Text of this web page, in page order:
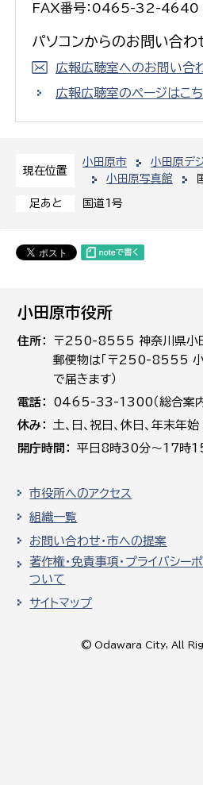
現在位置
小田原市
小田原デ
小田原写真館
足あと 国道1号
FAX番号：0465-32-4640
パソコンからのお問い合わ
広報広聴室へのお問い合
広報広聴室のページはこ
小田原市役所
住所
〒250-8555 神奈川県小
郵便物は「〒250-8555 小
で届きます）
電話
0465-33-1300（総合案内
休み
土､日､祝日、休日、年末
開庁時間
平日8時30分～17時
市役所へのアクセス
組織一覧
お問い合わせ・市への提案
著作権・免責事項・プライバシー
ついて
サイトマップ
© Odawara City, All